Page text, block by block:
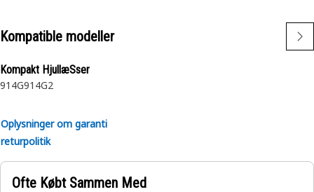
Anvendelse:
luftaffjedringens støddæmper på robuste Cat-
sædeaffjedringssystemer. Se brugermanualen, eller
oplysninger.
Kompatible modeller
Kompakt HjullæSser
914G914G2
Oplysninger om garanti
returpolitik
Ofte Købt Sammen Med